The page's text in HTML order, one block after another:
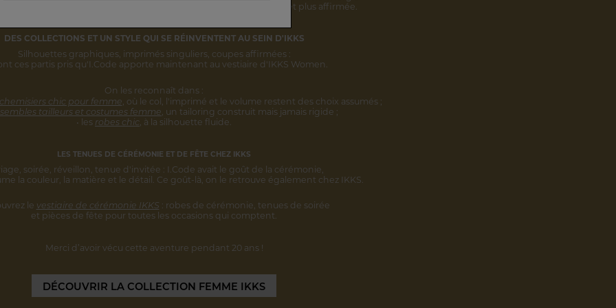
s'inscrivent désormais
et plus affirmée.
DES COLLECTIONS ET UN STYLE QUI SE RÉINVENTENT AU SEIN D'IKKS
Silhouettes graphiques, imprimés singuliers, coupes affirmées :
ces partis pris qu'I.Code apporte maintenant au vestiaire d'IKKS Women.
On les reconnaît dans :
chic pour femme, où le col, l'imprimé et le volume restent des choix assumés ;
tailleurs et costumes femme, un tailoring construit mais jamais rigide ;
• les robes chic, à la silhouette fluide.
LES TENUES DE CÉRÉMONIE ET DE FÊTE CHEZ IKKS
soirée, réveillon, tenue d'invitée : I.Code avait le goût de la cérémonie,
la couleur, la matière et le détail. Ce goût-là, on le retrouve également chez IKKS.
le vestiaire de cérémonie IKKS : robes de cérémonie, tenues de soirée
et pièces de fête pour toutes les occasions qui comptent.
Merci d’avoir vécu cette aventure pendant 20 ans !
DÉCOUVRIR LA COLLECTION FEMME IKKS